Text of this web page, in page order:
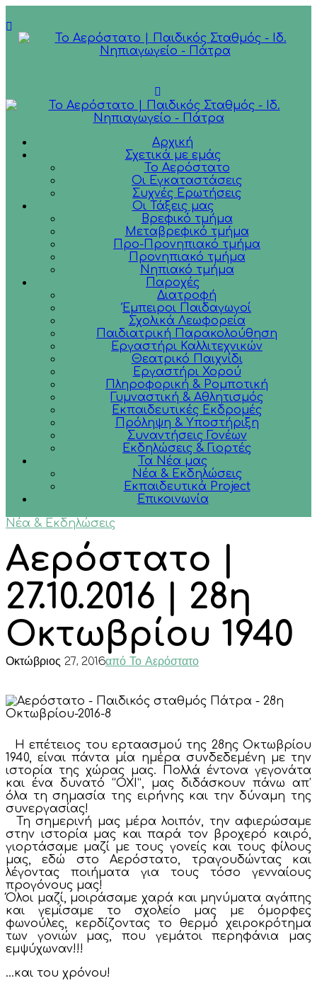
Αρχική
Σχετικά με εμάς
Το Αερόστατο
Οι Εγκαταστάσεις
Συχνές Ερωτήσεις
Οι Τάξεις μας
Βρεφικό τμήμα
Μεταβρεφικό τμήμα
Προ-Προνηπιακό τμήμα
Προνηπιακό τμήμα
Νηπιακό τμήμα
Παροχές
Διατροφή
Έμπειροι Παιδαγωγοί
Σχολικά Λεωφορεία
Παιδιατρική Παρακολούθηση
Εργαστήρι Καλλιτεχνικών
Θεατρικό Παιχνίδι
Εργαστήρι Χορού
Πληροφορική & Ρομποτική
Γυμναστική & Αθλητισμός
Εκπαιδευτικές Εκδρομές
Πρόληψη & Υποστήριξη
Συναντήσεις Γονέων
Εκδηλώσεις & Γιορτές
Τα Νέα μας
Νέα & Εκδηλώσεις
Εκπαιδευτικά Project
Επικοινωνία
Νέα & Εκδηλώσεις
Αερόστατο |
27.10.2016 | 28η
Οκτωβρίου 1940
Οκτώβριος 27, 2016από Το Αερόστατο
Η επέτειος του ερταασμού της 28ης Οκτωβρίου
1940, είναι πάντα μία ημέρα συνδεδεμένη με την
ιστορία της χώρας μας. Πολλά έντονα γεγονάτα
και ένα δυνατό “ΟΧΙ”, μας διδάσκουν πάνω απ’
όλα τη σημασία της ειρήνης και την δύναμη της
συνεργασίας!
Τη σημερινή μας μέρα λοιπόν, την αφιερώσαμε
στην ιστορία μας και παρά τον βροχερό καιρό,
γιορτάσαμε μαζί με τους γονείς και τους φίλους
μας, εδώ στο Αερόστατο, τραγουδώντας και
λέγοντας ποιήματα για τους τόσο γενναίους
προγόνους μας!
Όλοι μαζί, μοιράσαμε χαρά και μηνύματα αγάπης
και γεμίσαμε το σχολείο μας με όμορφες
φωνούλες, κερδίζοντας το θερμό χειροκρότημα
των γονιών μας, που γεμάτοι περηφάνια μας
εμψύχωναν!!!
…και του χρόνου!